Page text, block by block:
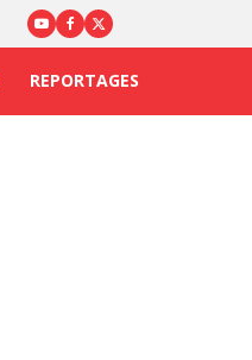
REPORTAGES